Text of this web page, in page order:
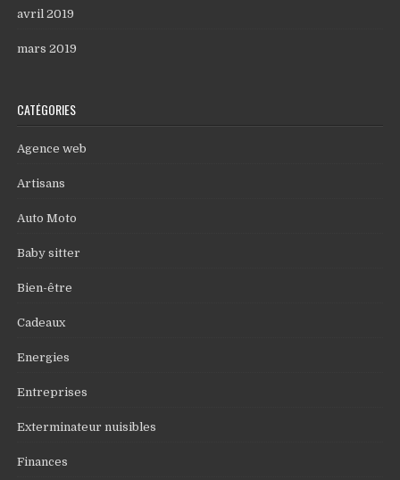
avril 2019
mars 2019
CATÉGORIES
Agence web
Artisans
Auto Moto
Baby sitter
Bien-être
Cadeaux
Energies
Entreprises
Exterminateur nuisibles
Finances